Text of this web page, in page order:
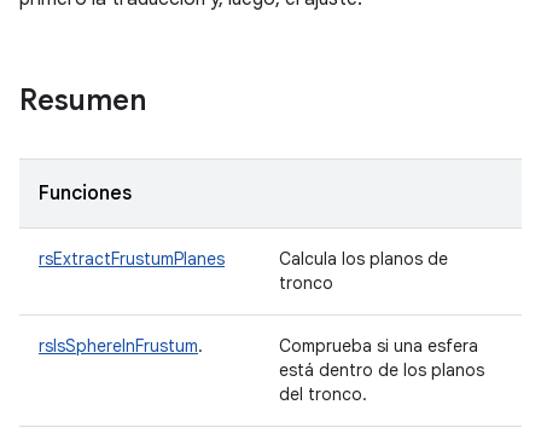
Resumen
Funciones
rsExtractFrustumPlanes
Calcula los planos de
tronco
rsIsSphereInFrustum.
Comprueba si una esfera
está dentro de los planos
del tronco.